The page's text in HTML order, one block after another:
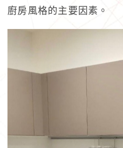
廚房風格的主要因素。